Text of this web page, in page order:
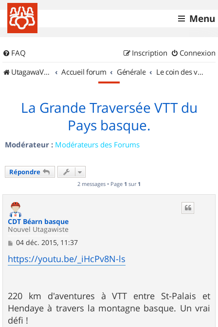
Menu
FAQ Connexion
Inscription
UtagawaVTT (Randos VTT et VTTAE avec traces GPS)
Accueil forum Générale Le coin des vidéastes
La Grande Traversée VTT du
Pays basque.
Modérateur : Modérateurs des Forums
Répondre
2 messages • Page 1 sur 1
CDT Béarn basque
Nouvel Utagawiste
M
s
s
04 déc. 2015, 11:37
https://youtu.be/_iHcPv8N-ls
220 km d'aventures à VTT entre St-Palais et
Hendaye à travers la montagne basque. Un vrai
défi !